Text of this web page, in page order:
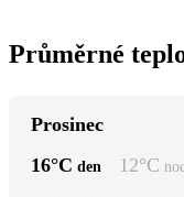
Průměrné
Prosinec
16°C den 12°C